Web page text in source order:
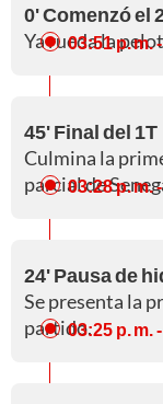
0' Comenzó el
Ya rueda la
03:51 p. m.-
45' Final del 1T
Culmina la
parcial de03:28 p. m.-
24' Pausa de
Se presenta la
partido.03:25 p. m.